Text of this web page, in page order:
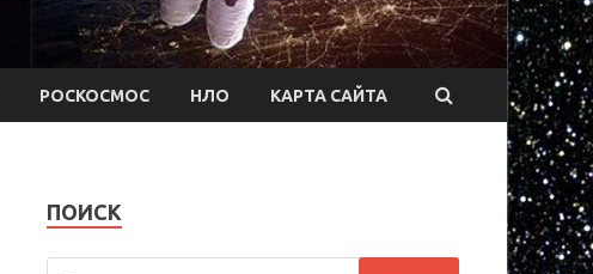
РОСКОСМОС НЛО КАРТА САЙТА
ПОИСК